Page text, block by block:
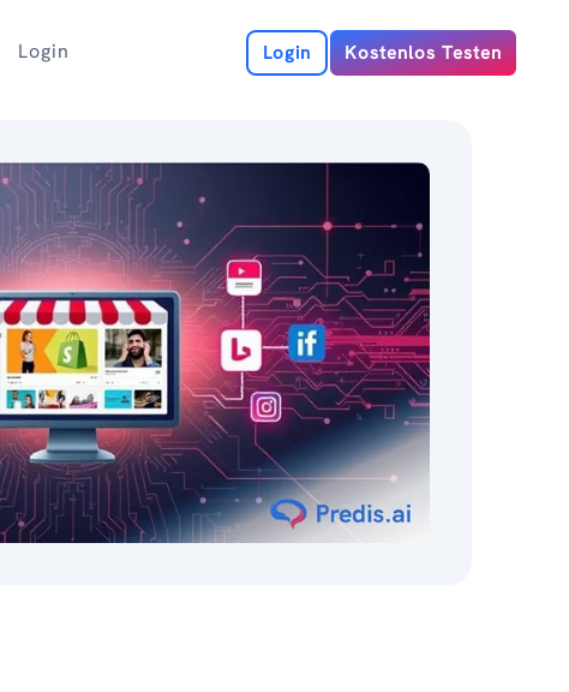
Login Login Kostenlos Testen